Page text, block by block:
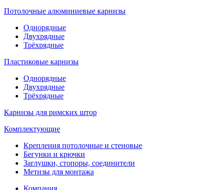
Потолочные алюминиевые карнизы
Однорядные
Двухрядные
Трёхрядные
Пластиковые карнизы
Однорядные
Двухрядные
Трёхрядные
Карнизы для римских штор
Комплектующие
Крепления потолочные и стеновые
Бегунки и крючки
Заглушки, стопоры, соединители
Метизы для монтажа
Компания